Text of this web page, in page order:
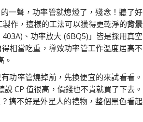
一聲，功率管就熄燈了，殘念！聽了好
作，這樣的工法可以獲得更乾淨的背景
、功率放大 (6BQ5)」皆是採用真空
相當吃重，導致功率管工作溫度居高不
。
功率管燒掉前，先換便宜的來試看看。
CP 值很高，價錢也不貴就買了下去。
搞不好是外星人的禮物，整個黑色看起